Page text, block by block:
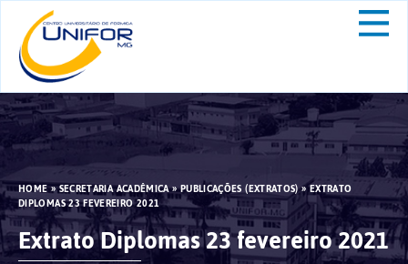
HOME»SECRETARIA ACADÊMICA»PUBLICAÇÕES (EXTRATOS)»EXTRATO
DIPLOMAS 23 FEVEREIRO 2021
Extrato Diplomas 23 fevereiro 2021